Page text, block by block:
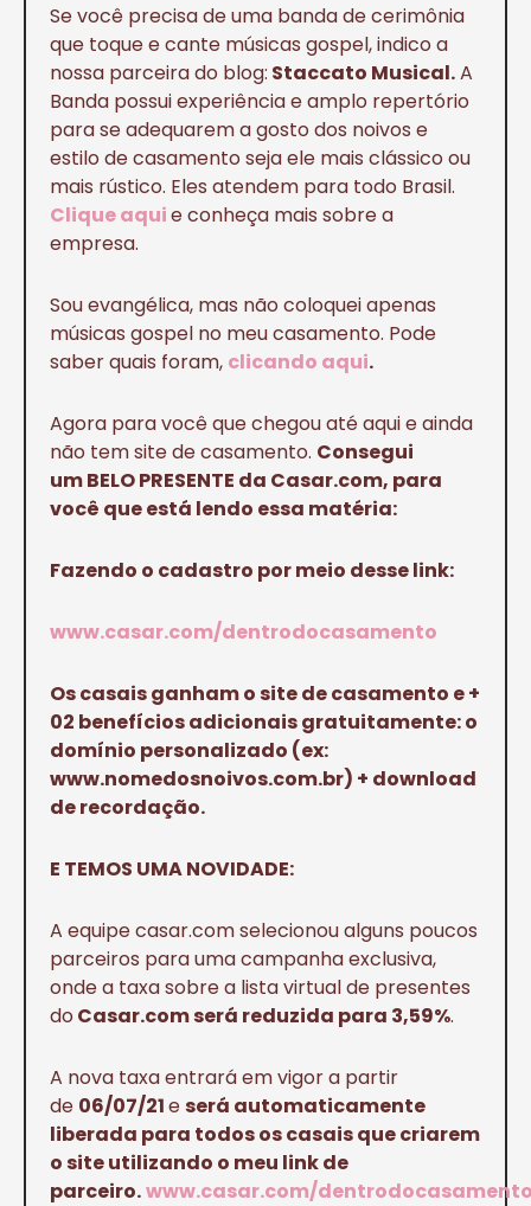
Se você precisa de uma banda de cerimônia
que toque e cante músicas gospel, indico a
nossa parceira do blog: Staccato Musical.A
Banda possui experiência e amplo repertório
para se adequarem a gosto dos noivos e
estilo de casamento seja ele mais clássico ou
mais rústico. Eles atendem para todo Brasil.
Clique aquie conheça mais sobre a
empresa.
Sou evangélica, mas não coloquei apenas
músicas gospel no meu casamento. Pode
saber quais foram, clicando aqui.
Agora para você que chegou até aqui e ainda
não tem site de casamento. Consegui
um BELO PRESENTE da Casar.com, para
você que está lendo essa matéria:
Fazendo o cadastro por meio desse link:
www.casar.com/dentrodocasamento
Os casais ganham o site de casamento e +
02 benefícios adicionais gratuitamente: o
domínio personalizado (ex:
www.nomedosnoivos.com.br) + download
de recordação.
E TEMOS UMA NOVIDADE:
A equipe casar.com selecionou alguns poucos
parceiros para uma campanha exclusiva,
onde a taxa sobre a lista virtual de presentes
do Casar.com será reduzida para 3,59%.
A nova taxa entrará em vigor a partir
de 06/07/21e será automaticamente
liberada para todos os casais que criarem
o site utilizando o meu link de
parceiro.www.casar.com/